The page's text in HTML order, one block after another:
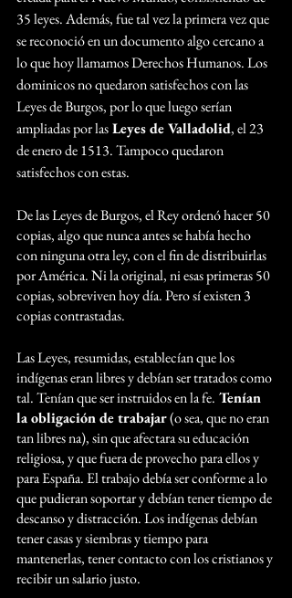
35 leyes. Además, fue tal vez la primera vez que
se reconoció en un documento algo cercano a
lo que hoy llamamos Derechos Humanos. Los
dominicos no quedaron satisfechos con las
Leyes de Burgos, por lo que luego serían
ampliadas por las Leyes de Valladolid, el 23
de enero de 1513. Tampoco quedaron
satisfechos con estas.
De las Leyes de Burgos, el Rey ordenó hacer 50
copias, algo que nunca antes se había hecho
con ninguna otra ley, con el fin de distribuirlas
por América. Ni la original, ni esas primeras 50
copias, sobreviven hoy día. Pero sí existen 3
copias contrastadas.
Las Leyes, resumidas, establecían que los
indígenas eran libres y debían ser tratados como
tal. Tenían que ser instruidos en la fe. Tenían
la obligación de trabajar (o sea, que no eran
tan libres na), sin que afectara su educación
religiosa, y que fuera de provecho para ellos y
para España. El trabajo debía ser conforme a lo
que pudieran soportar y debían tener tiempo de
descanso y distracción. Los indígenas debían
tener casas y siembras y tiempo para
mantenerlas, tener contacto con los cristianos y
recibir un salario justo.